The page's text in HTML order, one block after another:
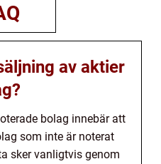
av aktier
bolag innebär att
som inte är noterat
sker vanligtvis genom